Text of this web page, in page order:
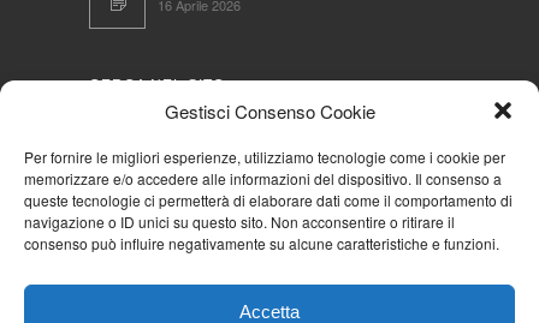
Gestisci Consenso Cookie
Per fornire le migliori esperienze, utilizziamo tecnologie come i cookie per
memorizzare e/o accedere alle informazioni del dispositivo. Il consenso a
queste tecnologie ci permetterà di elaborare dati come il comportamento di
navigazione o ID unici su questo sito. Non acconsentire o ritirare il
consenso può influire negativamente su alcune caratteristiche e funzioni.
Accetta
16 Aprile 2026
CERCA NEL SITO
NAVIGA PER
Mappa completa
Mappa categorie
Cookie Policy (UE)